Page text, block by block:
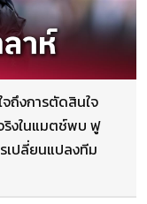
ถึงการตัดสินใจ
ริงในแมตช์พบ ฟู
เปลี่ยนแปลงทีม